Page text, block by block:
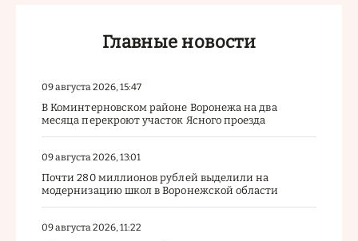
Главные новости
09 августа 2026, 15:47
В Коминтерновском районе Воронежа на два
месяца перекроют участок Ясного проезда
09 августа 2026, 13:01
Почти 280 миллионов рублей выделили на
модернизацию школ в Воронежской области
09 августа 2026, 11:22